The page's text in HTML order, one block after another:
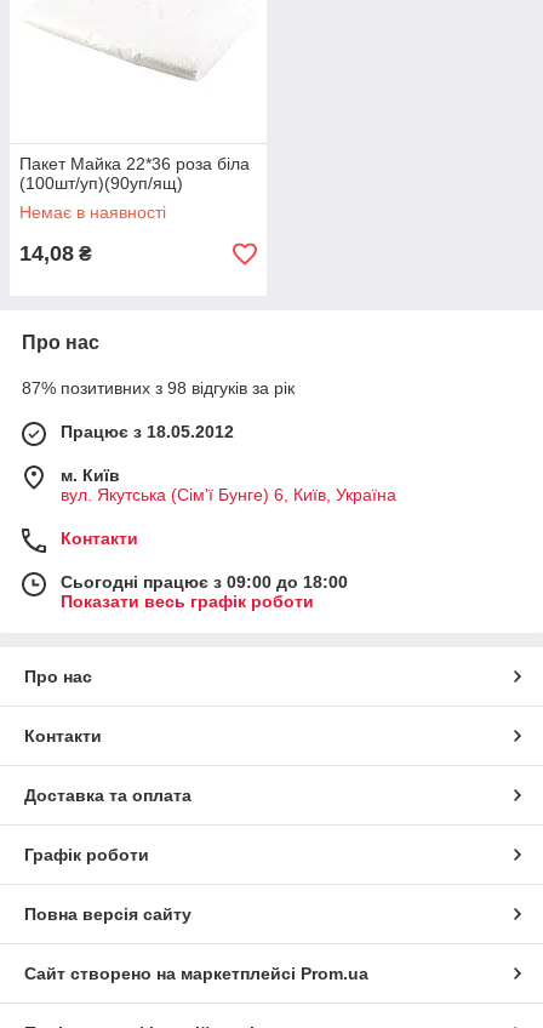
Пакет Майка 22*36 роза біла
(100шт/уп)(90уп/ящ)
Немає в наявності
14,08 ₴
Про нас
87% позитивних з 98 відгуків за рік
Працює з 18.05.2012
м. Київ
вул. Якутська (Сім'ї Бунге) 6, Київ, Україна
Контакти
Сьогодні працює з 09:00 до 18:00
Показати весь графік роботи
Про нас
Контакти
Доставка та оплата
Графік роботи
Повна версія сайту
Сайт створено на маркетплейсі Prom.ua